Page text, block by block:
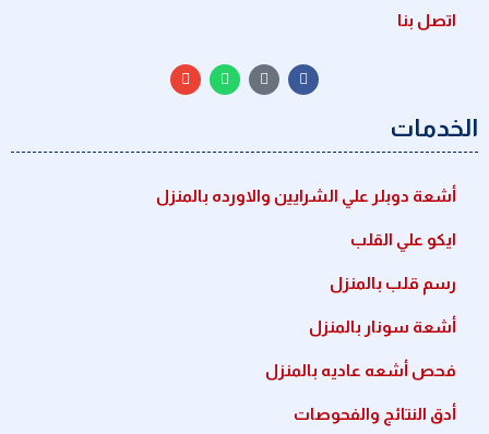
اتصل بنا
الخدمات
أشعة دوبلر علي الشرايين والاورده بالمنزل
ايكو علي القلب
رسم قلب بالمنزل
أشعة سونار بالمنزل
فحص أشعه عاديه بالمنزل
أدق النتائج والفحوصات